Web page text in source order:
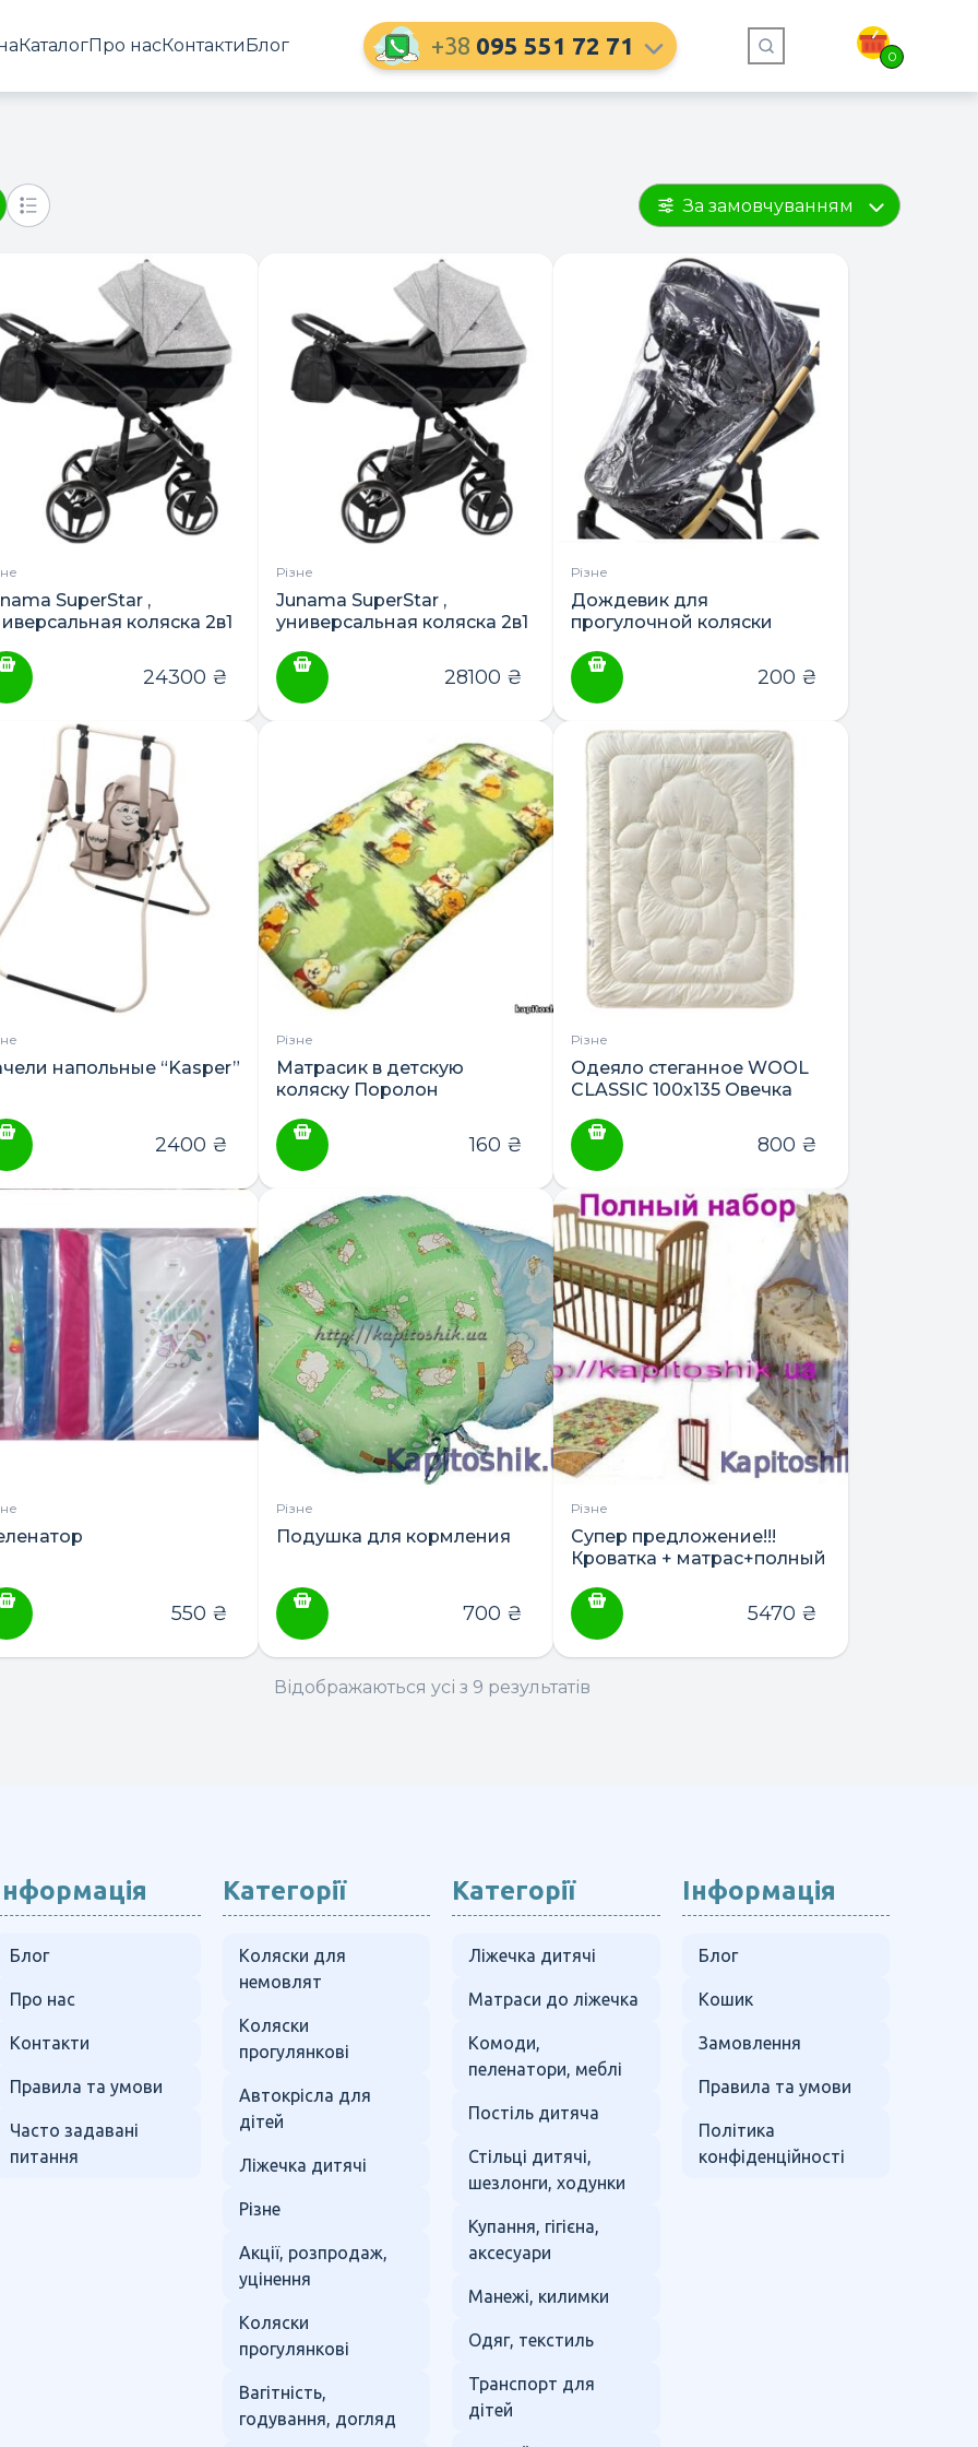
КаталогПро насКонтактиБлог +38 095 551 72 71 0
ПОШУК ТОВАРІВ:
За замовчуванням
SuperStar ,
коляска 2в1
24300 ₴
Різне
Junama SuperStar ,
универсальная коляска 2в1
28100 ₴
Різне
Дождевик для
прогулочной коляски
200 ₴
напольные “Kasper”
2400 ₴
Різне
Матрасик в детскую
коляску Поролон
160 ₴
Різне
Одеяло стеганное WOOL
CLASSIC 100х135 Овечка
800 ₴
550 ₴
Різне
Подушка для кормления
700 ₴
Різне
Супер предложение!!!
Кроватка + матрас+полный
постельного+держатель
балдахина
5470 ₴
Відображаються усі з 9 результатів
Блог
Про нас
Контакти
Правила та умови
Часто задавані
питання
Категорії
Коляски для
немовлят
Коляски
прогулянкові
Автокрісла для
дітей
Ліжечка дитячі
Різне
Акції, розпродаж,
уцінення
Коляски
прогулянкові
Вагітність,
годування, догляд
Категорії
Ліжечка дитячі
Матраси до ліжечка
Комоди,
пеленатори, меблі
Постіль дитяча
Стільці дитячі,
шезлонги, ходунки
Купання, гігієна,
аксесуари
Манежі, килимки
Одяг, текстиль
Транспорт для
дітей
Інформація
Блог
Кошик
Замовлення
Правила та умови
Політика
конфіденційності